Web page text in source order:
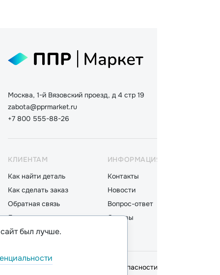
Москва, 1-й Вязовский проезд, д 4 стр 19
zabota@pprmarket.ru
+7 800 555-88-26
КЛИЕНТАМ
Как найти деталь
Как сделать заказ
Обратная связь
Доставка
Оплата
ИНФОРМАЦИЯ
Контакты
Новости
Вопрос-ответ
Отзывы
© 2026,ООО "ППР"
Политика безопасности
был лучше.